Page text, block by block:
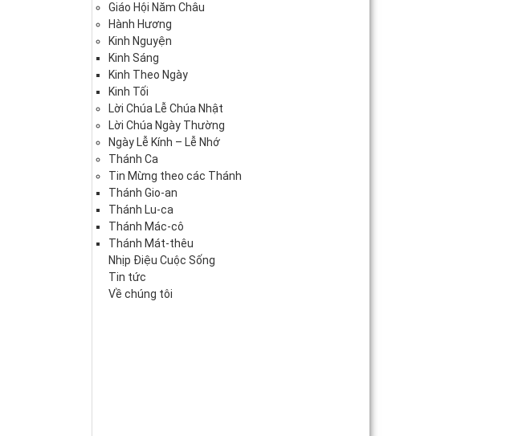
Giáo Hội Năm Châu
Hành Hương
Kinh Nguyện
Kinh Sáng
Kinh Theo Ngày
Kinh Tối
Lời Chúa Lễ Chúa Nhật
Lời Chúa Ngày Thường
Ngày Lễ Kính – Lễ Nhớ
Thánh Ca
Tin Mừng theo các Thánh
Thánh Gio-an
Thánh Lu-ca
Thánh Mác-cô
Thánh Mát-thêu
Nhịp Điệu Cuộc Sống
Tin tức
Về chúng tôi